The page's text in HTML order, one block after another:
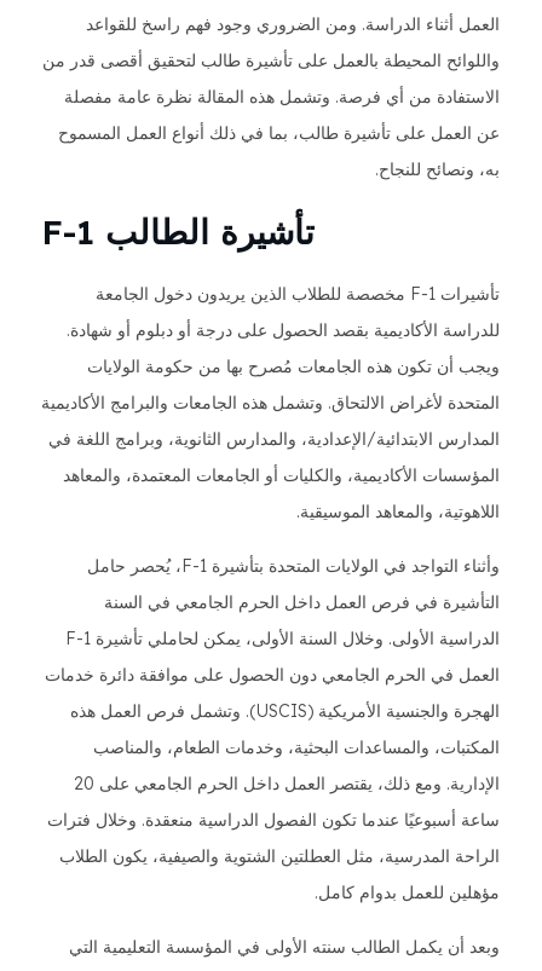
العمل أثناء الدراسة. ومن الضروري وجود فهم راسخ للقواعد
واللوائح المحيطة بالعمل على تأشيرة طالب لتحقيق أقصى قدر من
الاستفادة من أي فرصة. وتشمل هذه المقالة نظرة عامة مفصلة
عن العمل على تأشيرة طالب، بما في ذلك أنواع العمل المسموح
به، ونصائح للنجاح.
تأشيرة الطالب F-1
تأشيرات F-1 مخصصة للطلاب الذين يريدون دخول الجامعة
للدراسة الأكاديمية بقصد الحصول على درجة أو دبلوم أو شهادة.
ويجب أن تكون هذه الجامعات مُصرح بها من حكومة الولايات
المتحدة لأغراض الالتحاق. وتشمل هذه الجامعات والبرامج الأكاديمية
المدارس الابتدائية/الإعدادية، والمدارس الثانوية، وبرامج اللغة في
المؤسسات الأكاديمية، والكليات أو الجامعات المعتمدة، والمعاهد
اللاهوتية، والمعاهد الموسيقية.
وأثناء التواجد في الولايات المتحدة بتأشيرة F-1، يُحصر حامل
التأشيرة في فرص العمل داخل الحرم الجامعي في السنة
الدراسية الأولى. وخلال السنة الأولى، يمكن لحاملي تأشيرة F-1
العمل في الحرم الجامعي دون الحصول على موافقة دائرة خدمات
الهجرة والجنسية الأمريكية (USCIS). وتشمل فرص العمل هذه
المكتبات، والمساعدات البحثية، وخدمات الطعام، والمناصب
الإدارية. ومع ذلك، يقتصر العمل داخل الحرم الجامعي على 20
ساعة أسبوعيًا عندما تكون الفصول الدراسية منعقدة. وخلال فترات
الراحة المدرسية، مثل العطلتين الشتوية والصيفية، يكون الطلاب
مؤهلين للعمل بدوام كامل.
وبعد أن يكمل الطالب سنته الأولى في المؤسسة التعليمية التي